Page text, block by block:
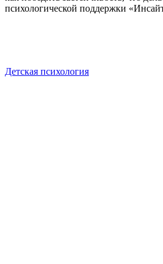
психологической поддержки
Детская психология